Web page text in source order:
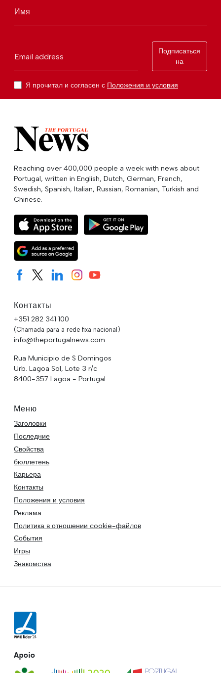
Имя
Email address
Подписаться
на
Я прочитал и согласен с Положения и условия
Reaching over 400,000 people a week with news about
Portugal, written in English, Dutch, German, French,
Swedish, Spanish, Italian, Russian, Romanian, Turkish and
Chinese.
Контакты
+351 282 341 100
(Chamada para a rede fixa nacional)
info@theportugalnews.com
Rua Municipio de S Domingos
Urb. Lagoa Sol, Lote 3 r/c
8400-357 Lagoa - Portugal
Меню
Заголовки
Последние
Свойства
бюллетень
Карьера
Контакты
Положения и условия
Реклама
Политика в отношении cookie-файлов
События
Игры
Знакомства
Apoio